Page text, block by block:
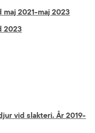
fönster eller ny flik.
2021-maj 2023
fönster eller ny flik.
2023
nytt fönster eller ny flik.
vid slakteri. År 2019-